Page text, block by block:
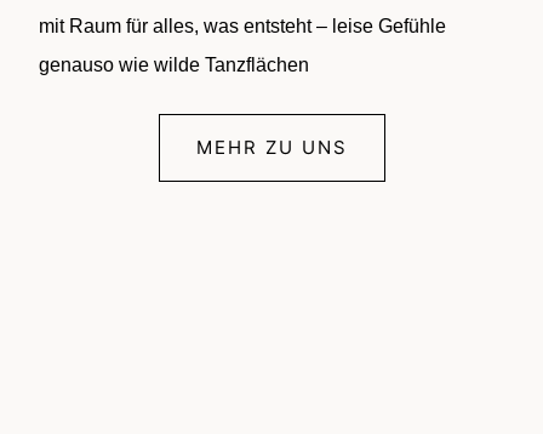
mit Raum für alles, was entsteht – leise Gefühle
genauso wie wilde Tanzflächen
MEHR ZU UNS